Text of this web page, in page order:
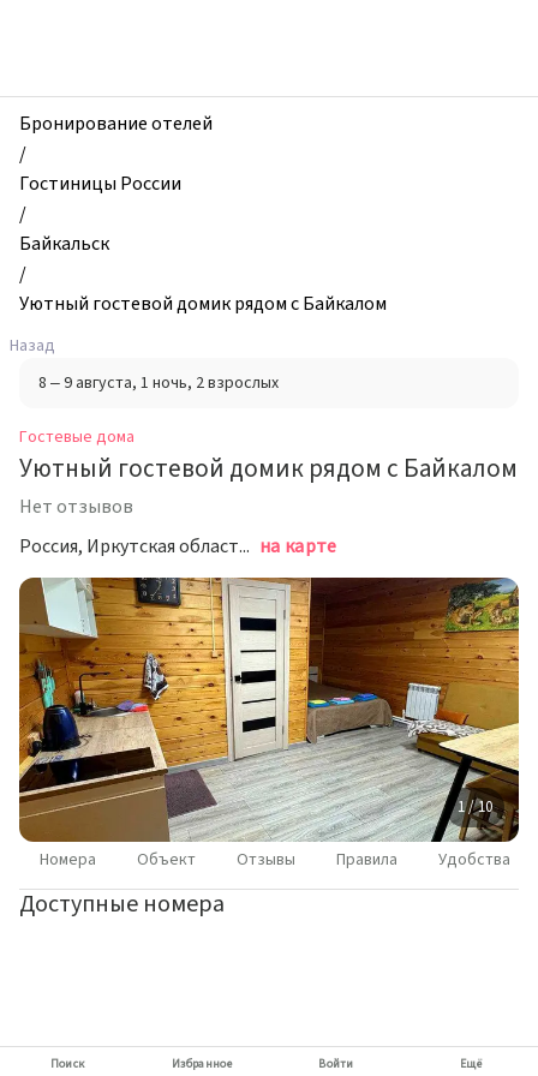
дома,
Уютный
гостевой
домик
рядом
Байкалом,
Байкальск,
Россия
Бронирование отелей
/
Гостиницы России
/
Байкальск
/
Уютный гостевой домик рядом с Байкалом
Назад
8 – 9 августа, 1 ночь, 2 взрослых
Гостевые дома
Уютный гостевой домик рядом с Байкалом
Нет отзывов
Россия, Иркутская область, Слюдянский район, Байкальское муниципальное образование, посёлок Солзан, Восточная улица, 38 на карте
1 / 10
Номера Объект Отзывы Правила Удобства
Доступные номера
Поиск Избранное Войти Ещё